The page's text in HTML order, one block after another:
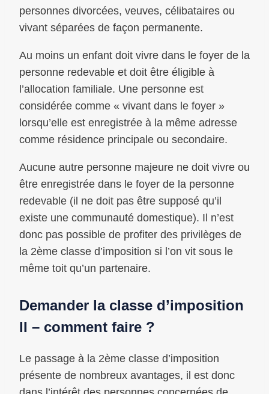
personnes divorcées, veuves, célibataires ou
vivant séparées de façon permanente.
Au moins un enfant doit vivre dans le foyer de la
personne redevable et doit être éligible à
l’allocation familiale. Une personne est
considérée comme « vivant dans le foyer »
lorsqu’elle est enregistrée à la même adresse
comme résidence principale ou secondaire.
Aucune autre personne majeure ne doit vivre ou
être enregistrée dans le foyer de la personne
redevable (il ne doit pas être supposé qu’il
existe une communauté domestique). Il n’est
donc pas possible de profiter des privilèges de
la 2ème classe d’imposition si l’on vit sous le
même toit qu’un partenaire.
Demander la classe d’imposition
II – comment faire ?
Le passage à la 2ème classe d’imposition
présente de nombreux avantages, il est donc